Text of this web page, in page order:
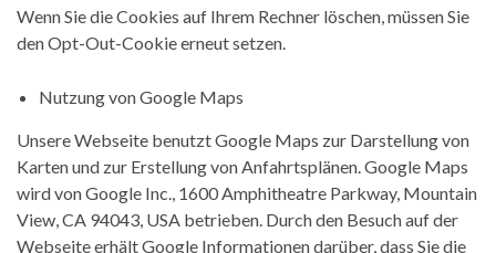
Wenn Sie die Cookies auf Ihrem Rechner löschen, müssen Sie
den Opt-Out-Cookie erneut setzen.
Nutzung von Google Maps
Unsere Webseite benutzt Google Maps zur Darstellung von
Karten und zur Erstellung von Anfahrtsplänen. Google Maps
wird von Google Inc., 1600 Amphitheatre Parkway, Mountain
View, CA 94043, USA betrieben. Durch den Besuch auf der
Webseite erhält Google Informationen darüber, dass Sie die